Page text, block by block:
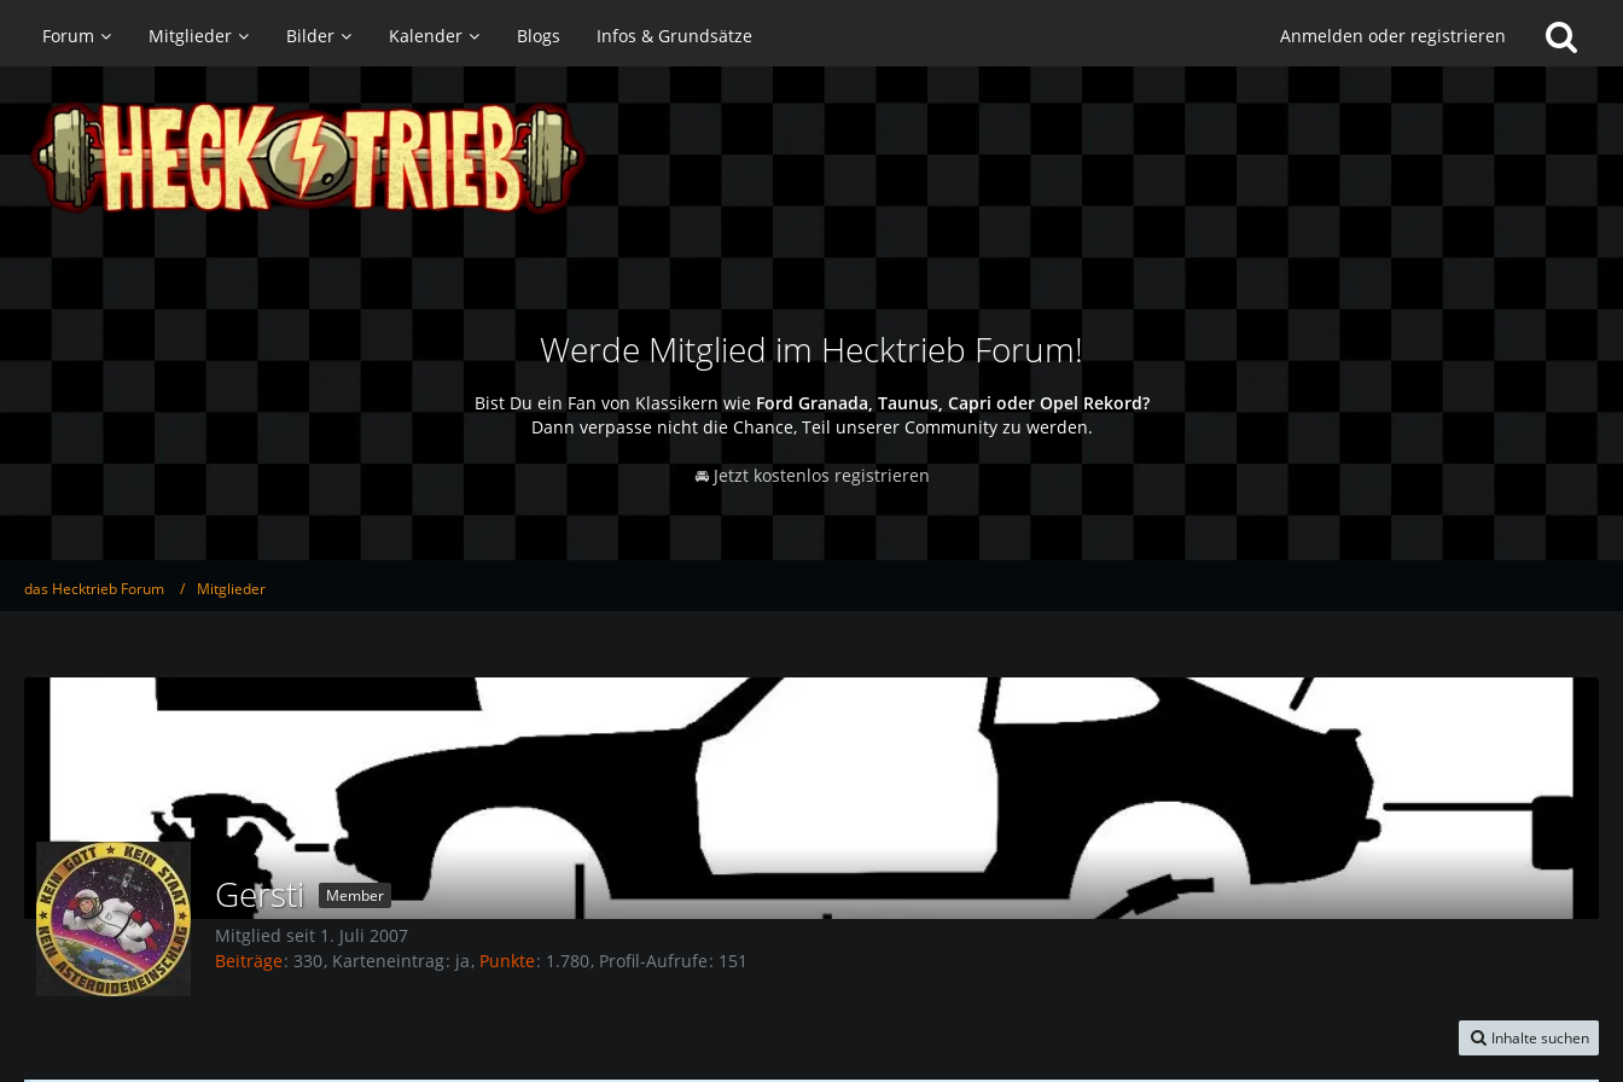
Forum Mitglieder Bilder Kalender Blogs Infos & Grundsätze Anmelden oder registrieren
Werde Mitglied im Hecktrieb Forum!
Bist Du ein Fan von Klassikern wie Ford Granada, Taunus, Capri oder Opel Rekord?
Dann verpasse nicht die Chance, Teil unserer Community zu werden.
🚘 Jetzt kostenlos registrieren
das Hecktrieb Forum Mitglieder
Gersti Member
Mitglied seit 1. Juli 2007
Beiträge 330 Karteneintrag ja Punkte 1.780 Profil-Aufrufe 151
Inhalte suchen